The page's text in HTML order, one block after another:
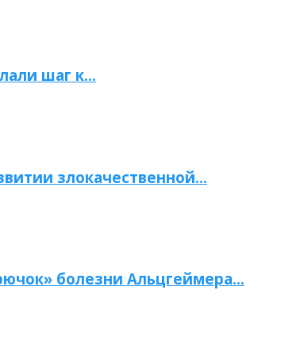
шаг к…
злокачественной…
болезни Альцгеймера…